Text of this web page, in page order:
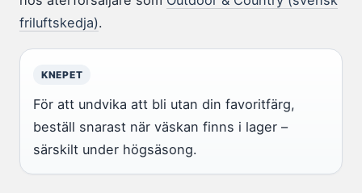
friluftskedja).
KNEPET
För att undvika att bli utan din favoritfärg,
beställ snarast när väskan finns i lager –
särskilt under högsäsong.